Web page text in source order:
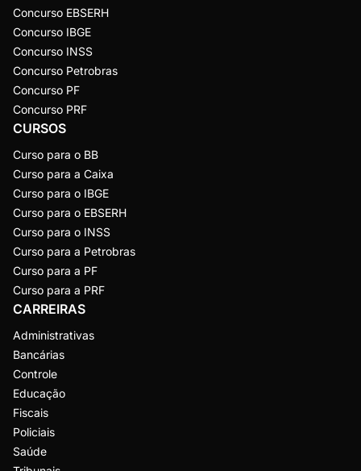
Concurso EBSERH
Concurso IBGE
Concurso INSS
Concurso Petrobras
Concurso PF
Concurso PRF
CURSOS
Curso para o BB
Curso para a Caixa
Curso para o IBGE
Curso para o EBSERH
Curso para o INSS
Curso para a Petrobras
Curso para a PF
Curso para a PRF
CARREIRAS
Administrativas
Bancárias
Controle
Educação
Fiscais
Policiais
Saúde